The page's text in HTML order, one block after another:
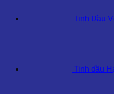
Tinh Dầu
Tinh dầu